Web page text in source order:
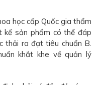
học cấp Quốc gia thẩm
kế sản phẩm có thể đáp
thải ra đạt tiêu chuẩn B.
khắt khe về quản lý